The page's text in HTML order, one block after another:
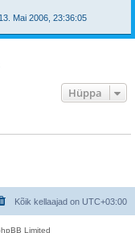
Mai 2006, 23:36:05
Hüppa
Kõik kellaajad on UTC+03:00
Limited